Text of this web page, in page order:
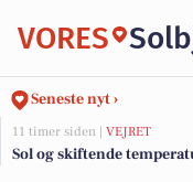
VORES
Seneste nyt ›
11 timer siden | VEJRET
Sol og skiftende